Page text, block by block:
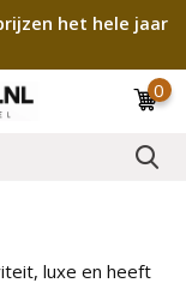
het hele jaar
0
luxe en heeft